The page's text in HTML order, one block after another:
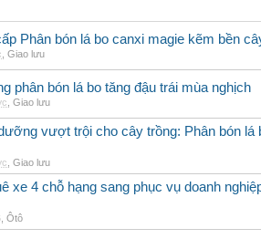
Phân bón lá bo canxi magie kẽm bền
Giao lưu
phân bón lá bo tăng đậu trái mùa nghịch
Giao lưu
vượt trội cho cây trồng: Phân bón lá
Giao lưu
xe 4 chỗ hạng sang phục vụ doanh
Ôtô